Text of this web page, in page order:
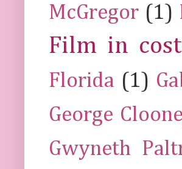
McGregor (1)
Film in
Florida (1)
George
Gwyneth